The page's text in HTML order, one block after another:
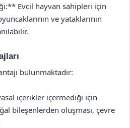
Evcil hayvan sahipleri için
ve yataklarının
bulunmaktadır:
içerikler içermediği için
bileşenlerden oluşması, çevre